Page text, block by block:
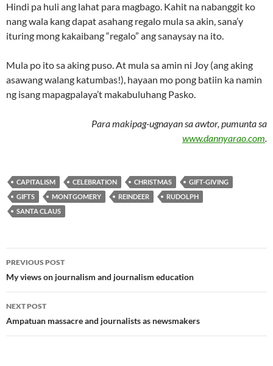
Hindi pa huli ang lahat para magbago. Kahit na nabanggit ko
nang wala kang dapat asahang regalo mula sa akin, sana’y
ituring mong kakaibang “regalo” ang sanaysay na ito.
Mula po ito sa aking puso. At mula sa amin ni Joy (ang aking
asawang walang katumbas!), hayaan mo pong batiin ka namin
ng isang mapagpalaya’t makabuluhang Pasko.
Para makipag-ugnayan sa awtor, pumunta sa
www.dannyarao.com.
CAPITALISM CELEBRATION CHRISTMAS
GIFT-GIVING
GIFTS
MONTGOMERY REINDEER
RUDOLPH
SANTA CLAUS
Post
navigation
PREVIOUS POST
My views on journalism and journalism education
NEXT POST
Ampatuan massacre and journalists as newsmakers